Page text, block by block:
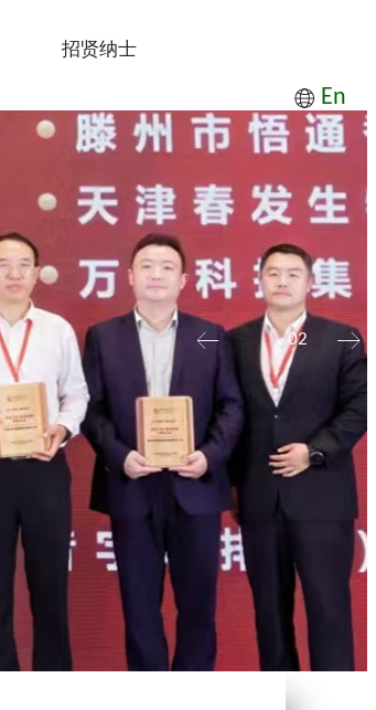
招贤纳士
En
02